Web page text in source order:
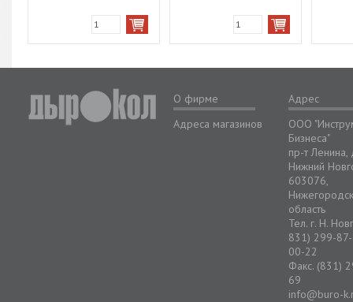
О фирме
Адреса магазинов
Адрес
ООО
Бизнеса"
пр-т
Нижний
603076,
область
Тел. г. Н.
831) 299-
00-22
Факс. (831)
69
info@buro-